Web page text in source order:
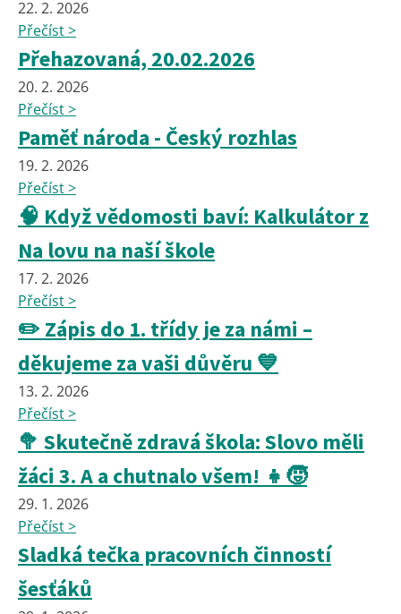
22. 2. 2026
Přečíst >
Přehazovaná, 20.02.2026
20. 2. 2026
Přečíst >
Paměť národa - Český rozhlas
19. 2. 2026
Přečíst >
🧠 Když vědomosti baví: Kalkulátor z
Na lovu na naší škole
17. 2. 2026
Přečíst >
✏️ Zápis do 1. třídy je za námi –
děkujeme za vaši důvěru 💙
13. 2. 2026
Přečíst >
🥦 Skutečně zdravá škola: Slovo měli
žáci 3. A a chutnalo všem! 👧🧒
29. 1. 2026
Přečíst >
Sladká tečka pracovních činností
šesťáků